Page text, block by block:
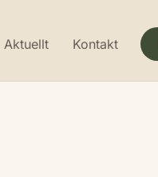
Aktuellt Kontakt